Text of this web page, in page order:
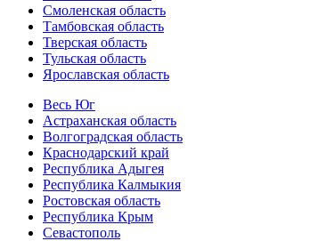
Смоленская область
Тамбовская область
Тверская область
Тульская область
Ярославская область
Весь Юг
Астраханская область
Волгоградская область
Краснодарский край
Республика Адыгея
Республика Калмыкия
Ростовская область
Республика Крым
Севастополь